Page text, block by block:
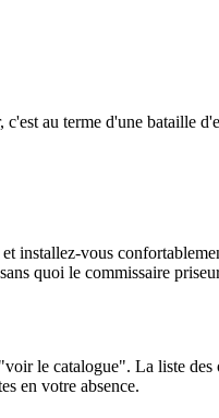
au terme d'une bataille
installez-vous
quoi le commissaire
le catalogue". La liste des
en votre absence.